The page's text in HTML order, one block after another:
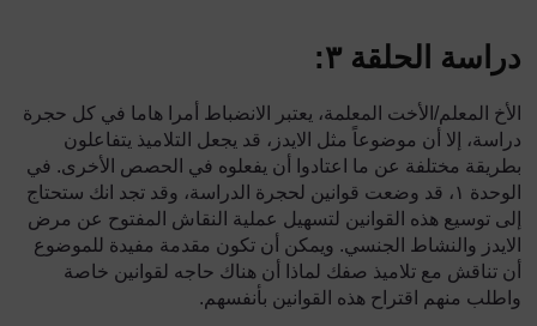
دراسة الحلقة ٣:
الأخ المعلم/الأخت المعلمة، يعتبر الانضباط أمرا هاما في كل حجرة
دراسة، إلا أن موضوعاً مثل الايدز، قد يجعل التلاميذ يتفاعلون
بطريقة مختلفة عن ما اعتادوا أن يفعلوه في الحصص الأخرى. في
الوحدة ١، قد وضعت قوانين لحجرة الدراسة، وقد تجد انك ستحتاج
إلى توسيع هذه القوانين لتسهيل عملية النقاش المفتوح عن مرض
الايدز والنشاط الجنسي. ويمكن أن تكون مقدمة مفيدة للموضوع
أن تناقش مع تلاميذ صفك لماذا أن هناك حاجه لقوانين خاصة
واطلب منهم اقتراح هذه القوانين بأنفسهم.